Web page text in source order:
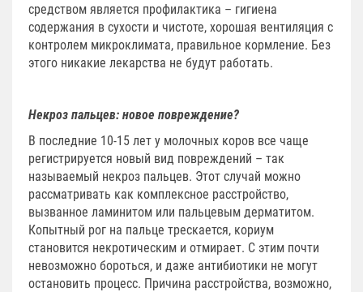
средством является профилактика – гигиена
содержания в сухости и чистоте, хорошая вентиляция с
контролем микроклимата, правильное кормление. Без
этого никакие лекарства не будут работать.
Некроз пальцев: новое повреждение?
В последние 10-15 лет у молочных коров все чаще
регистрируется новый вид повреждений – так
называемый некроз пальцев. Этот случай можно
рассматривать как комплексное расстройство,
вызванное ламинитом или пальцевым дерматитом.
Копытный рог на пальце трескается, кориум
становится некротическим и отмирает. С этим почти
невозможно бороться, и даже антибиотики не могут
остановить процесс. Причина расстройства, возможно,